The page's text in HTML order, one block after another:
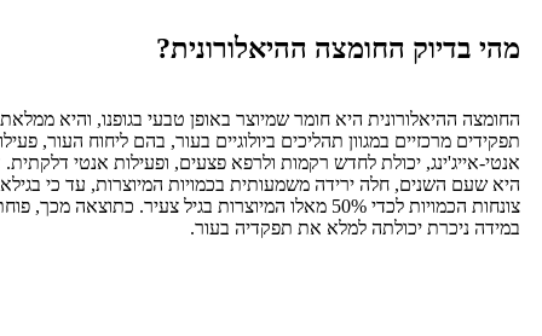
החומצה ההיאלורונית?
ההיאלורונית היא חומר שמיוצר באופן טבעי בגופנו, והיא ממלאת
מרכזיים במגוון תהליכים ביולוגיים בעור, בהם ליחוח העור, פעילות
יכולת לחדש רקמות ולרפא פצעים, ופעילות אנטי דלקתית. הבעיה
היא שעם השנים, חלה ירידה משמעותית בכמויות המיוצרות, עד כי בגילאי 60-70
צונחות הכמויות לכדי 50% מאלו המיוצרות בגיל צעיר. כתוצאה מכך, פוחתת
ניכרת יכולתה למלא את תפקדיה בעור.